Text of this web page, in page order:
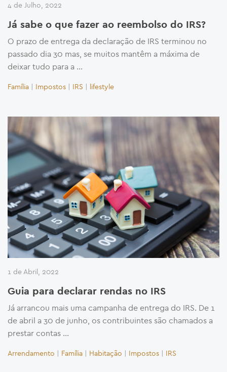
4 de Julho, 2022
Já sabe o que fazer ao reembolso do IRS?
O prazo de entrega da declaração de IRS terminou no
passado dia 30 mas, se muitos mantêm a máxima de
deixar tudo para a …
Família | Impostos | IRS | lifestyle
1 de Abril, 2022
Guia para declarar rendas no IRS
Já arrancou mais uma campanha de entrega do IRS. De 1
de abril a 30 de junho, os contribuintes são chamados a
prestar contas …
Arrendamento | Família | Habitação | Impostos | IRS